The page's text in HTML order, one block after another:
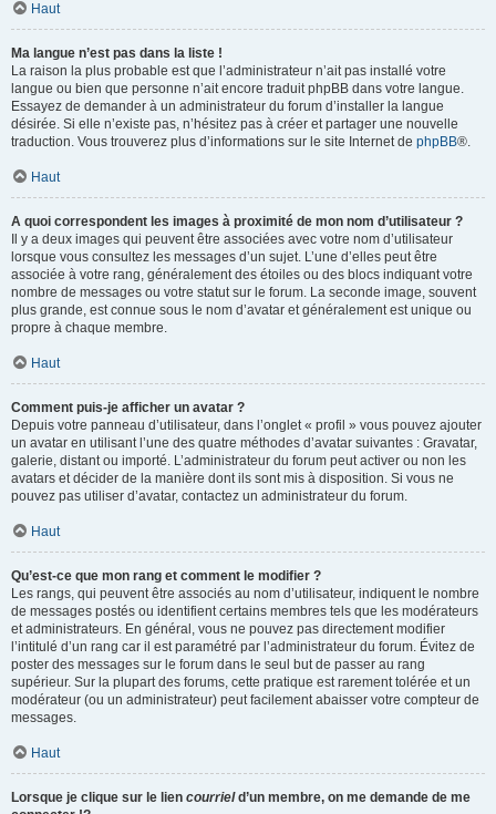
Haut
Ma langue n’est pas dans la liste !
La raison la plus probable est que l’administrateur n’ait pas installé votre
langue ou bien que personne n’ait encore traduit phpBB dans votre langue.
Essayez de demander à un administrateur du forum d’installer la langue
désirée. Si elle n’existe pas, n’hésitez pas à créer et partager une nouvelle
traduction. Vous trouverez plus d’informations sur le site Internet de phpBB®.
Haut
A quoi correspondent les images à proximité de mon nom d’utilisateur ?
Il y a deux images qui peuvent être associées avec votre nom d’utilisateur
lorsque vous consultez les messages d’un sujet. L’une d’elles peut être
associée à votre rang, généralement des étoiles ou des blocs indiquant votre
nombre de messages ou votre statut sur le forum. La seconde image, souvent
plus grande, est connue sous le nom d’avatar et généralement est unique ou
propre à chaque membre.
Haut
Comment puis-je afficher un avatar ?
Depuis votre panneau d’utilisateur, dans l’onglet « profil » vous pouvez ajouter
un avatar en utilisant l’une des quatre méthodes d’avatar suivantes : Gravatar,
galerie, distant ou importé. L’administrateur du forum peut activer ou non les
avatars et décider de la manière dont ils sont mis à disposition. Si vous ne
pouvez pas utiliser d’avatar, contactez un administrateur du forum.
Haut
Qu’est-ce que mon rang et comment le modifier ?
Les rangs, qui peuvent être associés au nom d’utilisateur, indiquent le nombre
de messages postés ou identifient certains membres tels que les modérateurs
et administrateurs. En général, vous ne pouvez pas directement modifier
l’intitulé d’un rang car il est paramétré par l’administrateur du forum. Évitez de
poster des messages sur le forum dans le seul but de passer au rang
supérieur. Sur la plupart des forums, cette pratique est rarement tolérée et un
modérateur (ou un administrateur) peut facilement abaisser votre compteur de
messages.
Haut
Lorsque je clique sur le lien courrield’un membre, on me demande de me